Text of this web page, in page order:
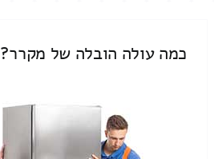
כמה עולה הובלה של מקרר?